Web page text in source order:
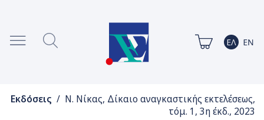
Εκδόσεις / Ν. Νίκας, Δίκαιο αναγκαστικής εκτελέσεως,
τόμ. 1, 3η έκδ., 2023